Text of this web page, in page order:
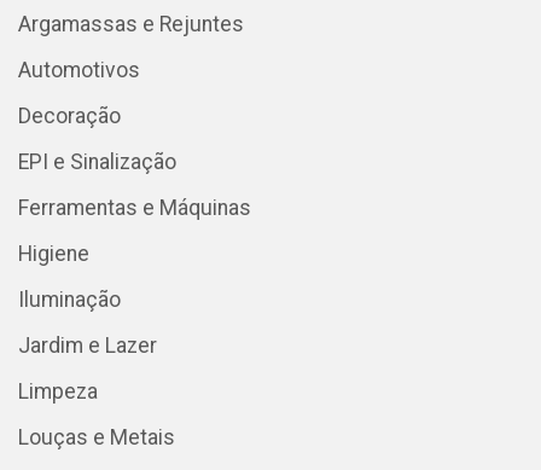
Argamassas e Rejuntes
Automotivos
Decoração
EPI e Sinalização
Ferramentas e Máquinas
Higiene
Iluminação
Jardim e Lazer
Limpeza
Louças e Metais